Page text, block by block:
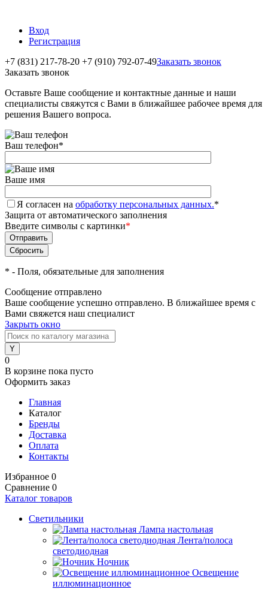
Вход
Регистрация
+7 (831) 217-78-20 +7 (910) 792-07-49Заказать звонок
Заказать звонок
Оставьте Ваше сообщение и контактные данные и наши
специалисты свяжутся с Вами в ближайшее рабочее время для
решения Вашего вопроса.
Ваш телефон*
Ваше имя
Я согласен на обработку персональных данных.*
Защита от автоматического заполнения
Введите символы с картинки*
* - Поля, обязательные для заполнения
Сообщение отправлено
Ваше сообщение успешно отправлено. В ближайшее время с
Вами свяжется наш специалист
Закрыть окно
0
В корзине пока пусто
Оформить заказ
Главная
Каталог
Бренды
Доставка
Оплата
Контакты
Избранное 0
Сравнение 0
Каталог товаров
Светильники
Лампа настольная
Лента/полоса
светодиодная
Ночник
Освещение
иллюминационное